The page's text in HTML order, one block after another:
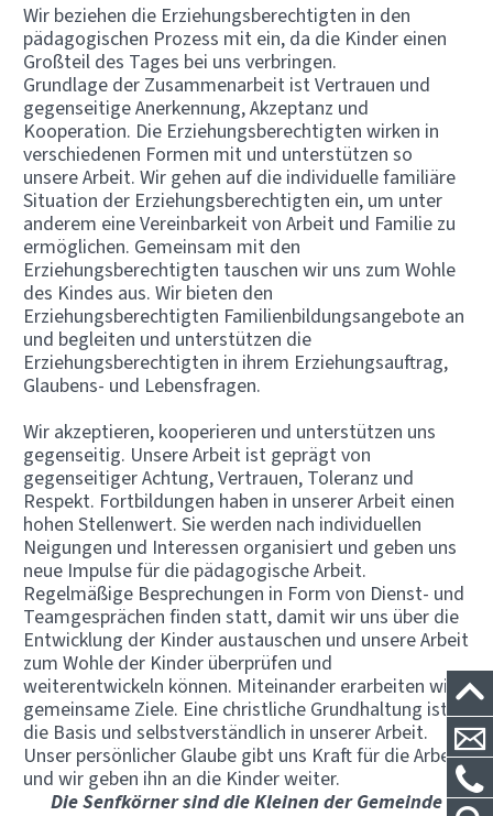
Wir beziehen die Erziehungsberechtigten in den
pädagogischen Prozess mit ein, da die Kinder einen
Großteil des Tages bei uns verbringen.
Grundlage der Zusammenarbeit ist Vertrauen und
gegenseitige Anerkennung, Akzeptanz und
Kooperation. Die Erziehungsberechtigten wirken in
verschiedenen Formen mit und unterstützen so
unsere Arbeit. Wir gehen auf die individuelle familiäre
Situation der Erziehungsberechtigten ein, um unter
anderem eine Vereinbarkeit von Arbeit und Familie zu
ermöglichen. Gemeinsam mit den
Erziehungsberechtigten tauschen wir uns zum Wohle
des Kindes aus. Wir bieten den
Erziehungsberechtigten Familienbildungsangebote an
und begleiten und unterstützen die
Erziehungsberechtigten in ihrem Erziehungsauftrag,
Glaubens- und Lebensfragen.
Wir akzeptieren, kooperieren und unterstützen uns
gegenseitig. Unsere Arbeit ist geprägt von
gegenseitiger Achtung, Vertrauen, Toleranz und
Respekt. Fortbildungen haben in unserer Arbeit einen
hohen Stellenwert. Sie werden nach individuellen
Neigungen und Interessen organisiert und geben uns
neue Impulse für die pädagogische Arbeit.
Regelmäßige Besprechungen in Form von Dienst- und
Teamgesprächen finden statt, damit wir uns über die
Entwicklung der Kinder austauschen und unsere Arbeit
zum Wohle der Kinder überprüfen und
weiterentwickeln können. Miteinander erarbeiten wir
gemeinsame Ziele. Eine christliche Grundhaltung ist
die Basis und selbstverständlich in unserer Arbeit.
Unser persönlicher Glaube gibt uns Kraft für die Arbeit
und wir geben ihn an die Kinder weiter.
Die Senfkörner sind die Kleinen der Gemeinde